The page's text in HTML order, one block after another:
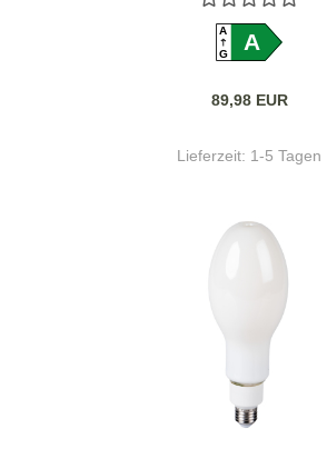
A
GA
89,98 EUR
Lieferzeit: 1-5 Tagen